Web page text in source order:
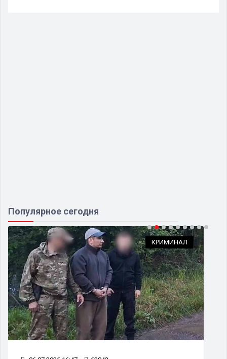
Популярное сегодня
КРИМИНАЛ